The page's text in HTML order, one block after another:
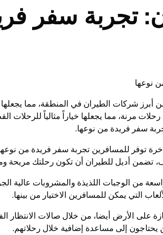
تجربة سفر
نوعها
أبرز شركات الطيران في المنطقة، مما
مرنة، مما يجعلها خياراً مثالياً
سفر فريدة من نوعها.
توفر للمسافرين تجربة سفر فريدة من
تضمن أديل للطيران أن تكون رحلتك مريحة
من الوجبات اللذيذة والمشروبات عالية
التي يمكن للمسافرين الاختيار من بينها.
على الأرض أيضا، من خلال صالات الانتظار
يحتاجون إلى مساعدة إضافية خلال رحلاتهم.